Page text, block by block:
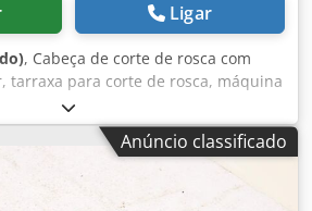
Ligar
, Cabeça de corte de rosca com
tarraxa para corte de rosca, máquina
de rosca para tubos Dcedpfx
em polegadas: 1/2" - 2" -
-Peso: 15 kgAnúncio classificado